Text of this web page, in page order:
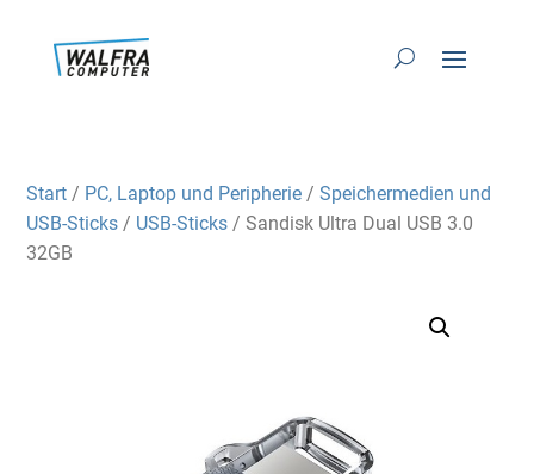
Start / PC, Laptop und Peripherie /Speichermedien und
USB-Sticks / USB-Sticks / Sandisk Ultra Dual USB 3.0
32GB